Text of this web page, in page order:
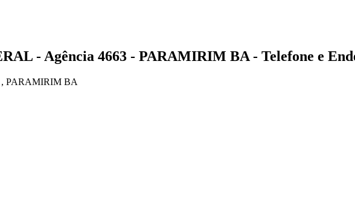
- Agência 4663 - PARAMIRIM BA - Telefone e
, PARAMIRIM BA